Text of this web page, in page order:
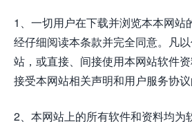
1、一切用户在下载并浏览本本网站
经仔细阅读本条款并完全同意。凡
站，或直接、间接使用本网站软件
接受本网站相关声明和用户服务协议
2、本网站上的所有软件和资料均为